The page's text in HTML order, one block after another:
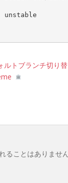
ルトブランチ切り
ることはありません